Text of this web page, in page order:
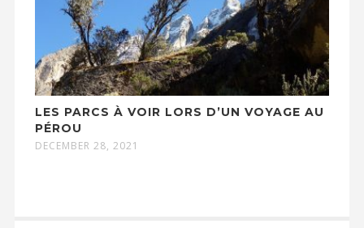
LES PARCS À VOIR LORS D’UN VOYAGE AU
PÉROU
DECEMBER 28, 2021